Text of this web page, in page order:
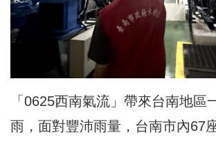
「0625西南氣流」帶來台南地區
雨，面對豐沛雨量，台南市內67